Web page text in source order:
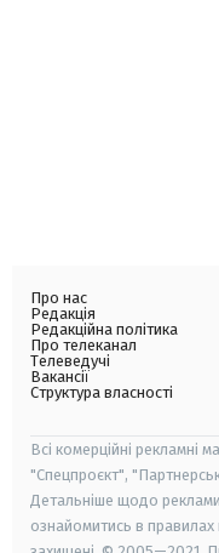
Про нас
Редакція
Редакційна політика
Про телеканал
Телеведучі
Вакансії
Структура власності
Всі комерційні рекламні
"Спецпроєкт",
Детальніше щодо
ознайомитись в правилах